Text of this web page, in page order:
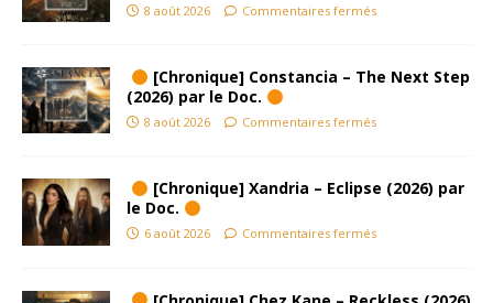
8 août 2026 Commentaires fermés
[Chronique] Constancia – The Next Step
(2026) par le Doc.
8 août 2026 Commentaires fermés
[Chronique] Xandria – Eclipse (2026) par
le Doc.
6 août 2026 Commentaires fermés